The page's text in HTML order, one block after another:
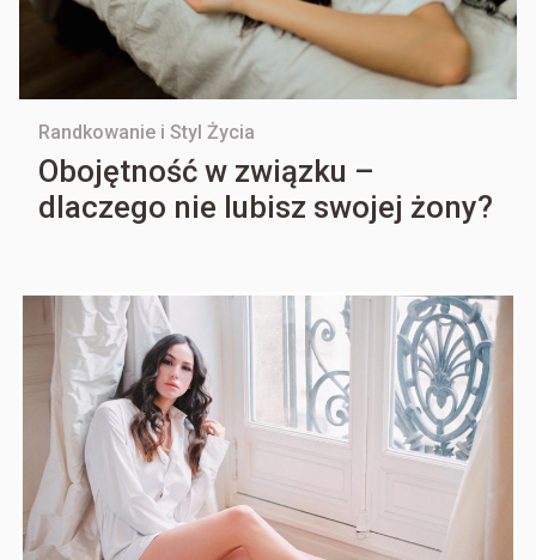
Randkowanie i Styl Życia
Obojętność w związku –
dlaczego nie lubisz swojej żony?